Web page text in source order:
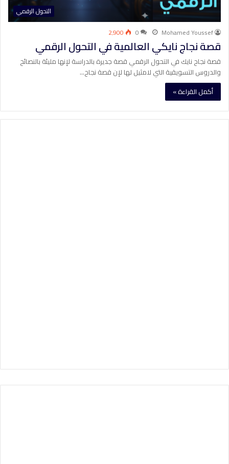
التحول الرقمي
Mohamed Youssef
0 2٬900
قصة نجاج نايكي العالمية في التحول الرقمي
قصة نجاح نايك في التحول الرقمي قصة جديرة بالدراسة لإنها مليئة بالنصائح
والدروس التسويقية التي لامثيل لها لإن قصة نجاح…
أكمل القراءة »